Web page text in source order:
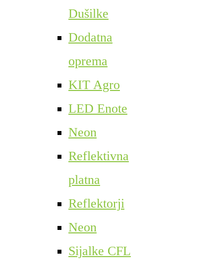
Dušilke
Dodatna
oprema
KIT Agro
LED Enote
Neon
Reflektivna
platna
Reflektorji
Neon
Sijalke CFL